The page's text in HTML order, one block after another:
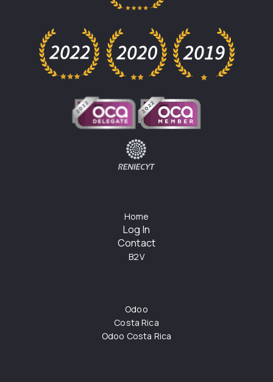
Home
Log In
Contact
B2V
Odoo
Costa Rica
Odoo Costa Rica